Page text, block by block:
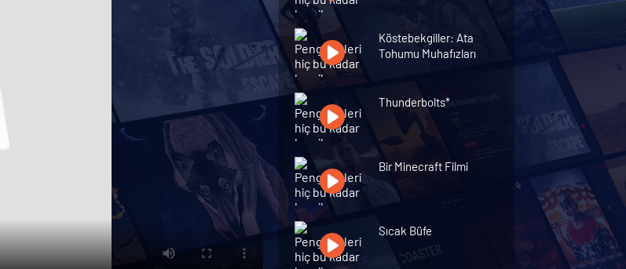
Köstebekgiller: Ata
Tohumu Muhafızları
Thunderbolts*
Bir Minecraft Filmi
Sıcak Büfe